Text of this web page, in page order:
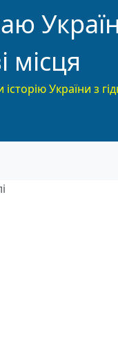
місця
історію України з